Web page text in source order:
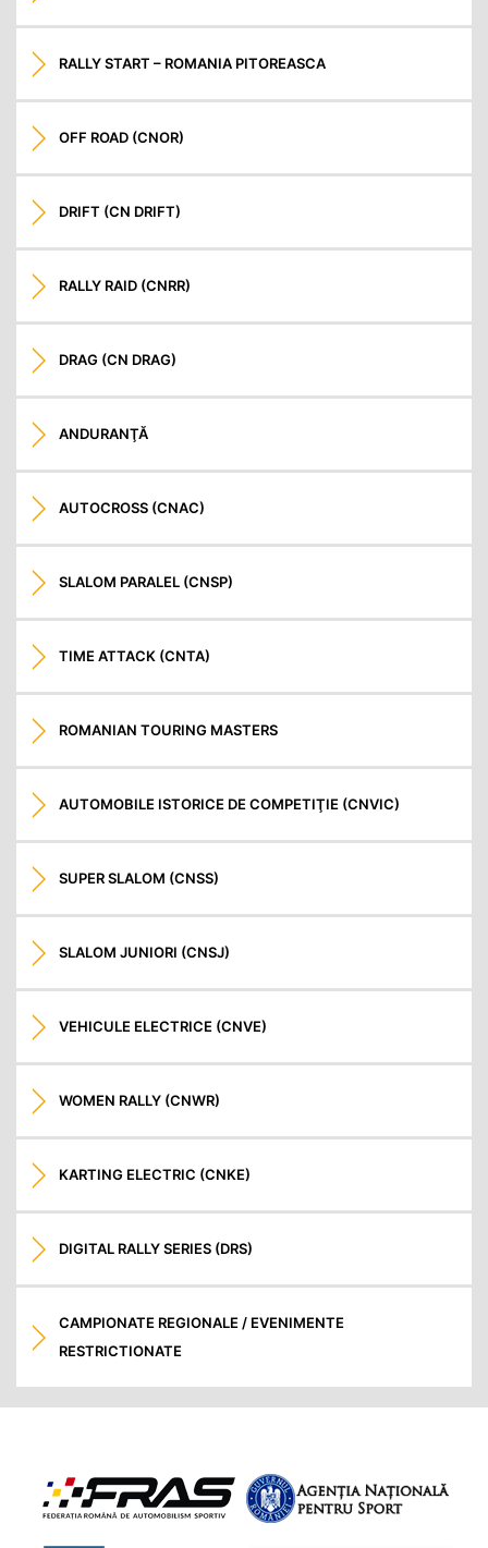
RALLY START – ROMANIA PITOREASCA
OFF ROAD (CNOR)
DRIFT (CN DRIFT)
RALLY RAID (CNRR)
DRAG (CN DRAG)
ANDURANŢĂ
AUTOCROSS (CNAC)
SLALOM PARALEL (CNSP)
TIME ATTACK (CNTA)
ROMANIAN TOURING MASTERS
AUTOMOBILE ISTORICE DE COMPETIŢIE (CNVIC)
SUPER SLALOM (CNSS)
SLALOM JUNIORI (CNSJ)
VEHICULE ELECTRICE (CNVE)
WOMEN RALLY (CNWR)
KARTING ELECTRIC (CNKE)
DIGITAL RALLY SERIES (DRS)
CAMPIONATE REGIONALE / EVENIMENTE
RESTRICTIONATE